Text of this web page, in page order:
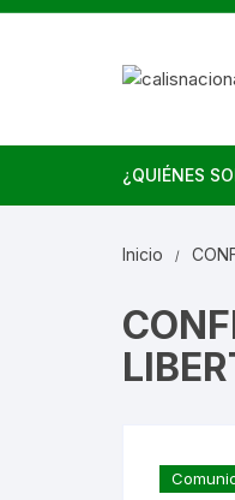
Saltar
¿QUIÉNES
Inicio